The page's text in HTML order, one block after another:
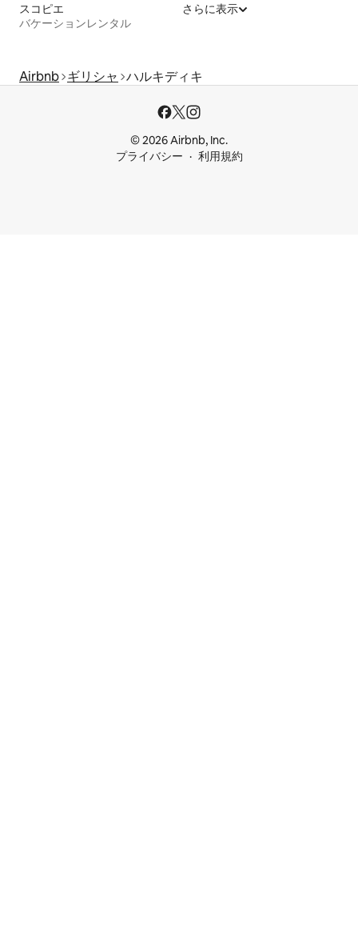
スコピエ
バケーションレンタル
さらに表示
Airbnb ギリシャ ハルキディキ
© 2026 Airbnb, Inc.
プライバシー
利用規約